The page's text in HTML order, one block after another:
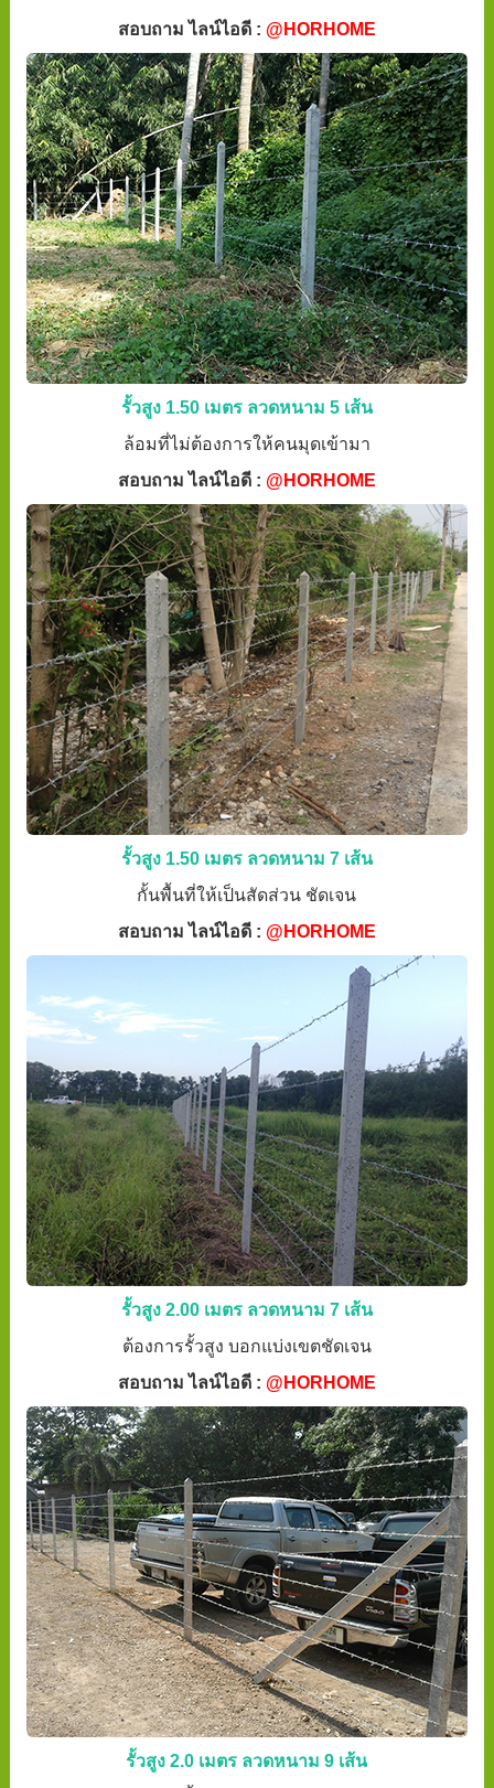
สอบถาม ไลน์ไอดี : @HORHOME
รั้วสูง 1.50 เมตร ลวดหนาม 5 เส้น
ล้อมที่ไม่ต้องการให้คนมุดเข้ามา
สอบถาม ไลน์ไอดี : @HORHOME
รั้วสูง 1.50 เมตร ลวดหนาม 7 เส้น
กั้นพื้นที่ให้เป็นสัดส่วน ชัดเจน
สอบถาม ไลน์ไอดี : @HORHOME
รั้วสูง 2.00 เมตร ลวดหนาม 7 เส้น
ต้องการรั้วสูง บอกแบ่งเขตชัดเจน
สอบถาม ไลน์ไอดี : @HORHOME
รั้วสูง 2.0 เมตร ลวดหนาม 9 เส้น